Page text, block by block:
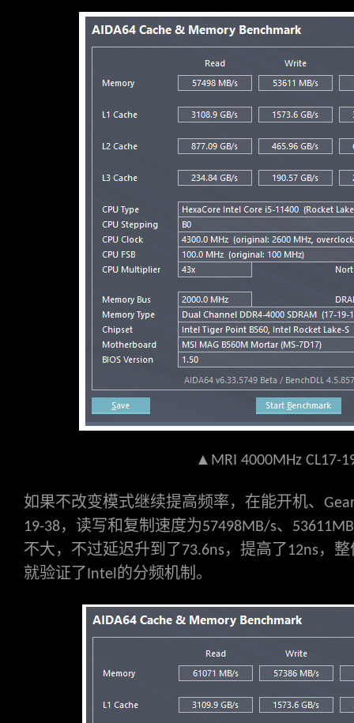
▲ MRI 4000MHz CL17-
如果不改变模式继续提高频率，在能开机、
19-38，读写和复制速度为57498MB/s、
不大，不过延迟升到了73.6ns ，提高了 12ns ，
就验证了Intel的分频机制。